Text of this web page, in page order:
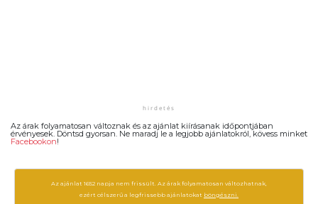
Az árak folyamatosan változnak és az ajánlat kiírásanak időpontjában
érvényesek. Döntsd gyorsan. Ne maradj le a legjobb ajánlatokról, kövess minket
Facebookon!
Az ajánlat 1652 napja nem frissült. Az árak folyamatosan változhatnak,
ezért célszerű a legfrissebb ajánlatokat böngészni.